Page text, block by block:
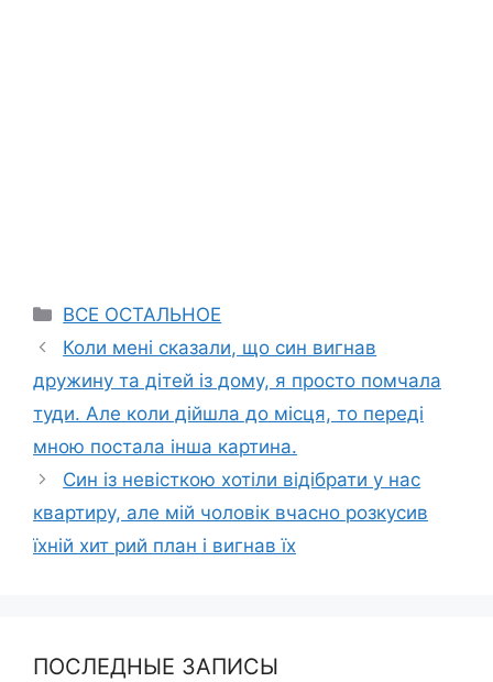
Categories
ВСЕ ОСТАЛЬНОЕ
Коли мені сказали, що син вигнав
дружину та дітей із дому, я просто помчала
туди. Але коли дійшла до місця, то переді
мною постала інша картина.
Син із невісткою хотіли відібрати у нас
квартиру, але мій чоловік вчасно розкусив
їхній хит рий план і вигнав їх
ПОСЛЕДНЫЕ ЗАПИСЫ